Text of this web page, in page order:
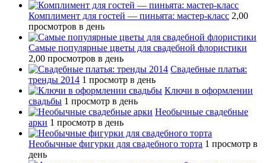
Комплимент для гостей — пиньята: мастер-класс 2,00
просмотров в день
Самые популярные цветы для свадебной флористики
2,00 просмотров в день
Свадебные платья:
тренды 2014 1 просмотр в день
Ключи в оформлении
свадьбы 1 просмотр в день
Необычные свадебные
арки 1 просмотр в день
Необычные фигурки для свадебного торта 1 просмотр в
день